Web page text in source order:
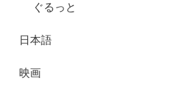
ぐるっと
日本語
映画